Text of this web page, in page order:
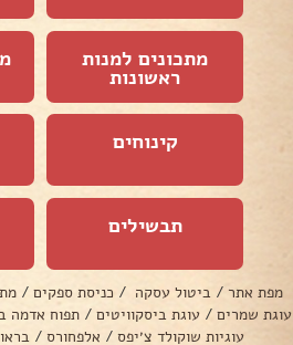
מתכונים למנות
ראשונות
קינוחים
תבשילים
מפת אתר / ביטול עסקה / כניסת ספקים /
עוגת שמרים / עוגת ביסקוויטים / תפוח אדמה
עוגיות שוקולד צ׳יפס / אלפחורס /